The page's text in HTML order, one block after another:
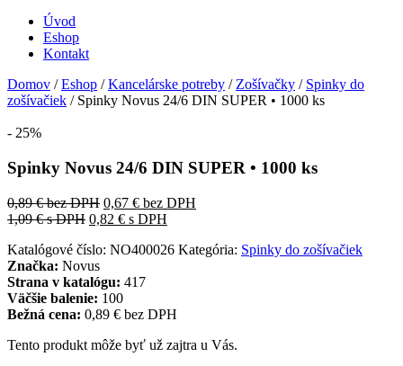
Úvod
Eshop
Kontakt
Domov /Eshop /Kancelárske potreby / Zošívačky / Spinky do
zošívačiek / Spinky Novus 24/6 DIN SUPER • 1000 ks
- 25%
Spinky Novus 24/6 DIN SUPER • 1000 ks
0,89€bez DPH 0,67 € bez DPH
1,09€s DPH 0,82 € s DPH
Katalógové číslo: NO400026 Kategória: Spinky do zošívačiek
Značka: Novus
Strana v katalógu: 417
Väčšie balenie: 100
Bežná cena: 0,89 € bez DPH
Tento produkt môže byť už zajtra u Vás.